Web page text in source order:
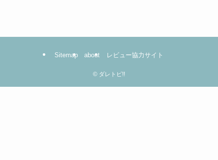
コ
Sitemap about レビュー協力サイト
© ダレトピ!!